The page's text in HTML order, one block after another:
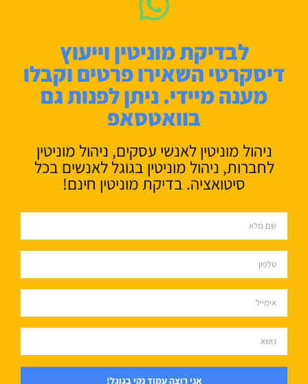
לבדיקת מוניטין וייעוץ
דיסקרטי השאירו פרטים וקבלו
מענה מיידי. ניתן לפנות גם
בוואטסאפ
ניהול מוניטין לאנשי עסקים, ניהול מוניטין
לחברות, ניהול מוניטין בגוגל לאנשים בכל
סיטואציה. בדיקת מוניטין חינם!
אני רוצה עמוד נקי בגוגל!